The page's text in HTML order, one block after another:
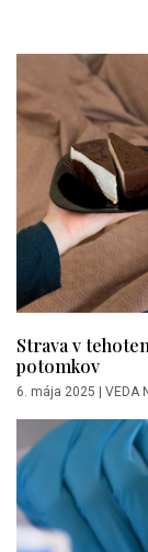
Strava v
potomkov
6. mája 2025 VEDA